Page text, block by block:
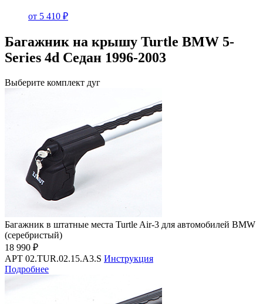
от 5 410 ₽
Багажник на крышу Turtle BMW 5-
Series 4d Седан 1996-2003
Выберите комплект дуг
Багажник в штатные места Turtle Air-3 для автомобилей BMW
(серебристый)
18 990 ₽
АРТ 02.TUR.02.15.A3.S Инструкция
Подробнее